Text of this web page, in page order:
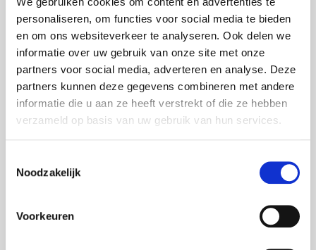
personaliseren, om functies voor social media te bieden
en om ons websiteverkeer te analyseren. Ook delen we
informatie over uw gebruik van onze site met onze
partners voor social media, adverteren en analyse. Deze
partners kunnen deze gegevens combineren met andere
informatie die u aan ze heeft verstrekt of die ze hebben
verzameld op basis van uw gebruik van hun services.
Noodzakelijk
Voorkeuren
LG Videowände
Martin Harman Licht
Meyer Sound Lautsprecher
MS Surface Hub 2S
Neumann Audio
Panasonic Projektoren